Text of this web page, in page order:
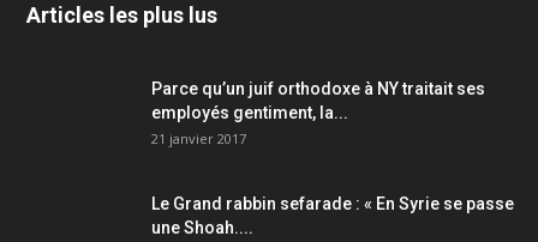
Articles les plus lus
Parce qu’un juif orthodoxe à NY traitait ses
employés gentiment, la...
21 janvier 2017
Le Grand rabbin sefarade : « En Syrie se passe
une Shoah....